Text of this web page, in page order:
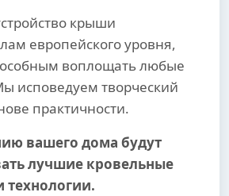
крыши
европейского уровня,
воплощать любые
исповедуем творческий
практичности.
вашего дома будут
лучшие кровельные
технологии.